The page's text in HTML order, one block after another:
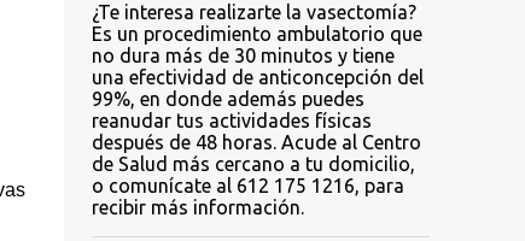
¿Te interesa realizarte la vasectomía?
Es un procedimiento ambulatorio que
no dura más de 30 minutos y tiene
una efectividad de anticoncepción del
99%, en donde además puedes
reanudar tus actividades físicas
después de 48 horas. Acude al Centro
de Salud más cercano a tu domicilio,
o comunícate al 612 175 1216, para
recibir más información.